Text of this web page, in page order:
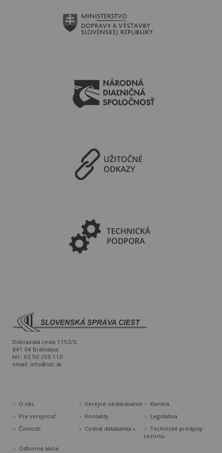
Dúbravská cesta 1152/3,
841 04 Bratislava
tel.: 02 50 255 110
email: info@ssc.sk
O nás Verejné obstarávanie
Kariéra
Pre verejnosť
Kontakty
Legislatíva
Činnosti
Cestná databanka »
Technické predpisy
rezortu
Odborné akcie